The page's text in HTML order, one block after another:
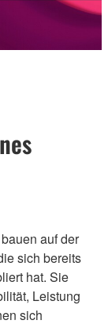
auf der
sich bereits
hat. Sie
Leistung
sich